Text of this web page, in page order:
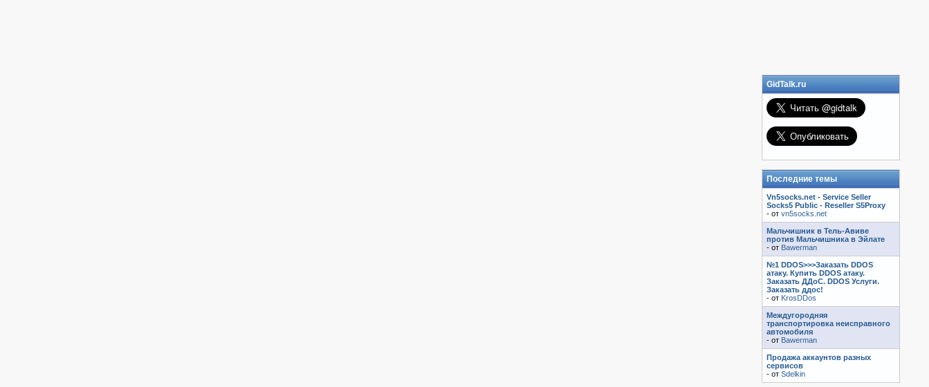
GidTalk.ru
Последние темы
Vn5socks.net - Service Seller
Socks5 Public - Reseller S5Proxy
- от vn5socks.net
Мальчишник в Тель-Авиве
против Мальчишника в Эйлате
- от Bawerman
№1 DDOS>>>Заказать DDOS
атаку. Купить DDOS атаку.
Заказать ДДоС. DDOS Услуги.
Заказать ддос!
- от KrosDDos
Междугородняя
транспортировка неисправного
автомобиля
- от Bawerman
Продажа аккаунтов разных
сервисов
- от Sdelkin